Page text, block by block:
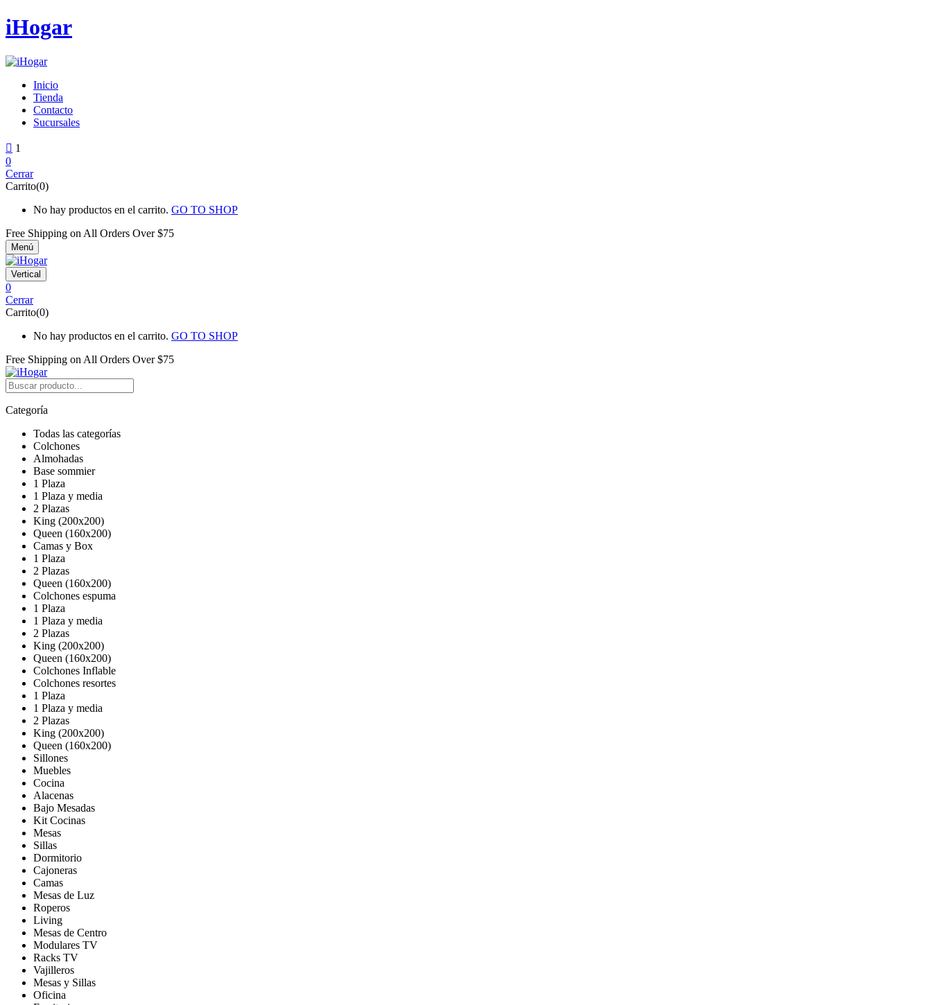
iHogar
Inicio
Tienda
Contacto
Sucursales
1
0
Cerrar
Carrito(0)
No hay productos en el carrito. GO TO SHOP
Free Shipping on All Orders Over $75
Menú
Vertical
0
Cerrar
Carrito(0)
No hay productos en el carrito. GO TO SHOP
Free Shipping on All Orders Over $75
Categoría
Todas las categorías
Colchones
Almohadas
Base sommier
1 Plaza
1 Plaza y media
2 Plazas
King (200x200)
Queen (160x200)
Camas y Box
1 Plaza
2 Plazas
Queen (160x200)
Colchones espuma
1 Plaza
1 Plaza y media
2 Plazas
King (200x200)
Queen (160x200)
Colchones Inflable
Colchones resortes
1 Plaza
1 Plaza y media
2 Plazas
King (200x200)
Queen (160x200)
Sillones
Muebles
Cocina
Alacenas
Bajo Mesadas
Kit Cocinas
Mesas
Sillas
Dormitorio
Cajoneras
Camas
Mesas de Luz
Roperos
Living
Mesas de Centro
Modulares TV
Racks TV
Vajilleros
Mesas y Sillas
Oficina